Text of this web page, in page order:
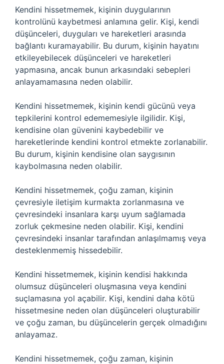
Kendini hissetmemek, kişinin duygularının
kontrolünü kaybetmesi anlamına gelir. Kişi, kendi
düşünceleri, duyguları ve hareketleri arasında
bağlantı kuramayabilir. Bu durum, kişinin hayatını
etkileyebilecek düşünceleri ve hareketleri
yapmasına, ancak bunun arkasındaki sebepleri
anlayamamasına neden olabilir.
Kendini hissetmemek, kişinin kendi gücünü veya
tepkilerini kontrol edememesiyle ilgilidir. Kişi,
kendisine olan güvenini kaybedebilir ve
hareketlerinde kendini kontrol etmekte zorlanabilir.
Bu durum, kişinin kendisine olan saygısının
kaybolmasına neden olabilir.
Kendini hissetmemek, çoğu zaman, kişinin
çevresiyle iletişim kurmakta zorlanmasına ve
çevresindeki insanlara karşı uyum sağlamada
zorluk çekmesine neden olabilir. Kişi, kendini
çevresindeki insanlar tarafından anlaşılmamış veya
desteklenmemiş hissedebilir.
Kendini hissetmemek, kişinin kendisi hakkında
olumsuz düşünceleri oluşmasına veya kendini
suçlamasına yol açabilir. Kişi, kendini daha kötü
hissetmesine neden olan düşünceleri oluşturabilir
ve çoğu zaman, bu düşüncelerin gerçek olmadığını
anlayamaz.
Kendini hissetmemek, çoğu zaman, kişinin